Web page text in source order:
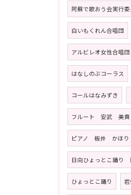
阿蘇で歌おう会実行
白いもくれん合唱団
アルビレオ女性合唱団
はなしのぶコーラス
コールはなみずき
フルート 安武 美貴
ピアノ 板井 かほり
日向ひょっとこ踊り
ひょっとこ踊り